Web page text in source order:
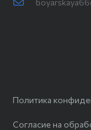
Политика
Согласие на